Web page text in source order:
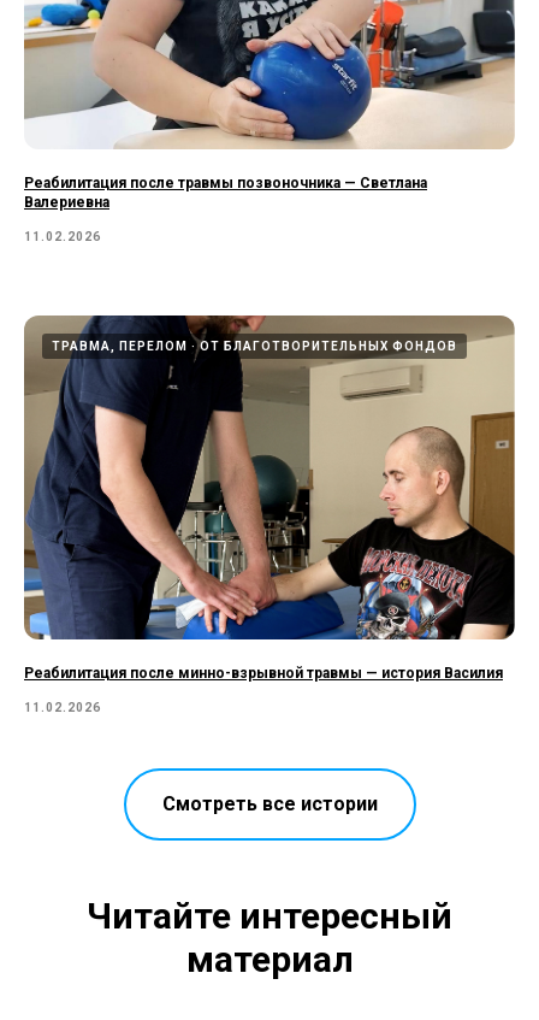
Реабилитация после травмы позвоночника — Светлана
Валериевна
11.02.2026
ТРАВМА, ПЕРЕЛОМ ОТ БЛАГОТВОРИТЕЛЬНЫХ ФОНДОВ
Реабилитация после минно-взрывной травмы — история Василия
11.02.2026
Смотреть все истории
Читайте интересный
материал